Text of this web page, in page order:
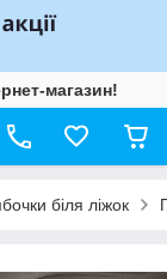
магазин!
біля ліжок